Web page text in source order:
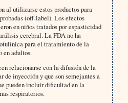
al utilizarse estos productos para
(off-label). Los efectos
en niños tratados por espasticidad
cerebral. La FDA no ha
para el tratamiento de la
en adultos.
relacionarse con la difusión de la
de inyección y que son semejantes a
pueden incluir dificultad en la
respiratorios.